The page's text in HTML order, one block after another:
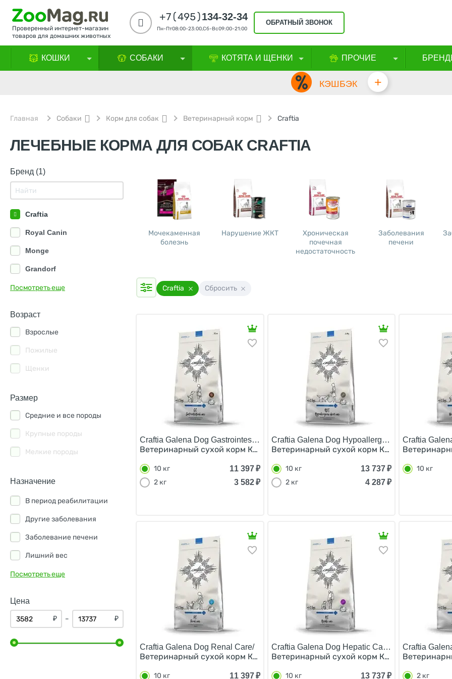
Проверенный интернет-магазин
товаров для домашних животных
+7(495)134-32-34
Пн-Пт08:00-23:00,Сб-Вс09:00-21:00
ОБРАТНЫЙ ЗВОНОК
КОШКИ СОБАКИ КОТЯТА И ЩЕНКИ ПРОЧИЕ
КЭШБЭК +
Главная Собаки Корм для собак Ветеринарный корм Craftia
ЛЕЧЕБНЫЕ КОРМА ДЛЯ СОБАК CRAFTIA
Бренд (1)
Craftia
Royal Canin
Monge
Grandorf
Hills
Blitz
Clan
Florida
Forza10
Original Choice
Prime Ever
Savita
Solid Natura
Zoodiet
Мираторг
Посмотреть еще
Возраст
Взрослые
Пожилые
Щенки
Размер
Средние и все породы
Крупные породы
Мелкие породы
Назначение
В период реабилитации
Другие заболевания
Заболевание печени
Лишний вес
Нарушение ЖКТ
Помощь суставам
Хроническая почечная
Посмотреть еще
Цена
₽ – ₽
Мочекаменная
болезнь
Нарушение ЖКТ
Хроническая
почечная
недостаточность
Заболевания
печени
Craftia Сбросить
Craftia Galena Dog Gastrointestinal Care/
Ветеринарный сухой корм Крафтия для собак при Заболеваниях ЖКТ 10 кг
10 кг 11 397 ₽
2 кг
3 582 ₽
Craftia Galena Dog Hypoallergenic Derm Care/
Ветеринарный сухой корм Крафтия для
10 кг 13 737₽
2 кг
4 287₽
Craftia
10 кг
Craftia Galena Dog Renal Care/
Ветеринарный сухой корм Крафтия для собак при Почечной недостаточности
10 кг 11 397 ₽
Craftia Galena Dog Hepatic Care/
Ветеринарный сухой корм Крафтия для
10 кг 13 737₽
Craftia
2 кг